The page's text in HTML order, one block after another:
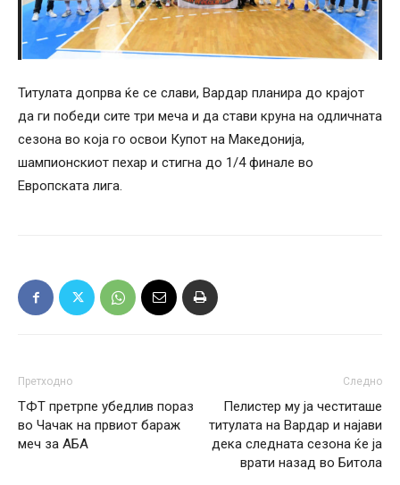
Титулата допрва ќе се слави, Вардар планира до крајот
да ги победи сите три меча и да стави круна на одличната
сезона во која го освои Купот на Македонија,
шампионскиот пехар и стигна до 1/4 финале во
Европската лига.
Претходно
ТФТ претрпе убедлив пораз
во Чачак на првиот бараж
меч за АБА
Следно
Пелистер му ја честиташе
титулата на Вардар и најави
дека следната сезона ќе ја
врати назад во Битола